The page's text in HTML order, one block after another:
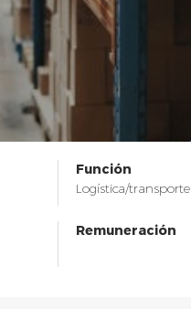
Loire (42) (11)
Función
Logística/transporte
Remuneración